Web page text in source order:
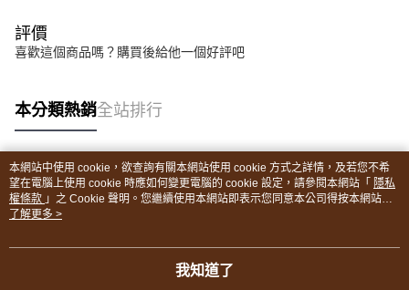
評價
喜歡這個商品嗎？購買後給他一個好評吧
本分類熱銷全站排行
熱門標籤
本網站中使用 cookie，欲查詢有關本網站使用 cookie 方式之詳情，及若您不希
望在電腦上使用 cookie 時應如何變更電腦的 cookie 設定，請參閱本網站「 隱私
權條款 」之 Cookie 聲明。您繼續使用本網站即表示您同意本公司得按本網站使
用條款之 Cookie 聲明使用 cookie。
了解更多 >
我知道了